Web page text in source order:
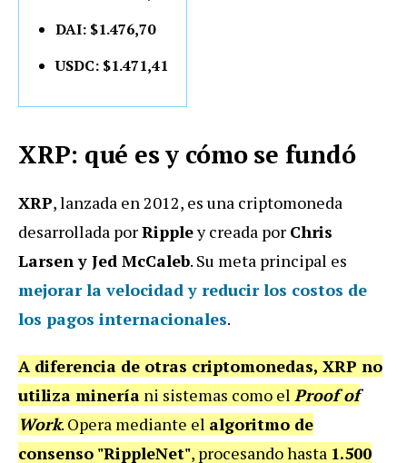
DAI: $1.476,70
USDC: $1.471,41
XRP: qué es y cómo se fundó
XRP, lanzada en 2012, es una criptomoneda
desarrollada porRippley creada por Chris
Larsen y Jed McCaleb. Su meta principal es
mejorar la velocidad y reducir los costos de
los pagos internacionales.
A diferencia de otras criptomonedas, XRP no
utiliza minería ni sistemas como el Proof of
Work. Opera mediante el algoritmo de
consenso "RippleNet", procesando hasta 1.500